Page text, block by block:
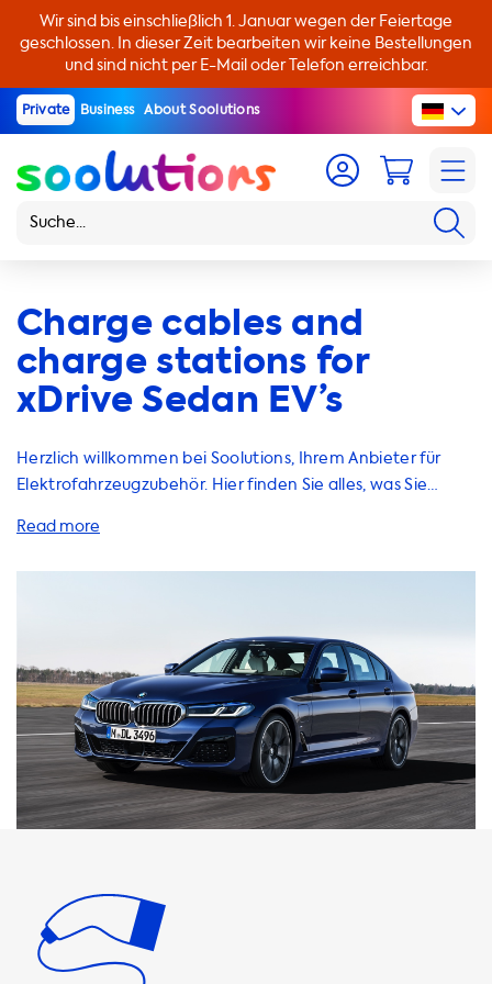
Wir sind bis einschließlich 1. Januar wegen der Feiertage
geschlossen. In dieser Zeit bearbeiten wir keine Bestellungen
und sind nicht per E-Mail oder Telefon erreichbar.
Private Business About Soolutions
Charge cables and
charge stations for
xDrive Sedan EV’s
Herzlich willkommen bei Soolutions, Ihrem Anbieter für
Elektrofahrzeugzubehör. Hier finden Sie alles, was Sie
verschiedene Produkte und Services an, darunter
Ladeleistung von 11 kW oder 22 kW, abhängig von der
Anzahl der Phasen und Ampere. Bitte beachten Sie, dass
Ihr Fahrzeug niemals schneller als mit der maximalen
Ladegeschwindigkeit an einer AC-Ladestation
aufgeladen werden kann. Wenn Sie jedoch ein
Elektrofahrzeug haben, dessen Onboard Charger schneller
laden kann als unsere Ladestationen (z.B. 22 kW),
empfehlen wir Ihnen, ein geeignetes Produkt zu finden,
Amperezahlen erhältlich, um eine optimale
Ladegeschwindigkeit für Ihr Elektrofahrzeug zu
gewährleisten. Wir empfehlen immer, ein Ladekabel mit